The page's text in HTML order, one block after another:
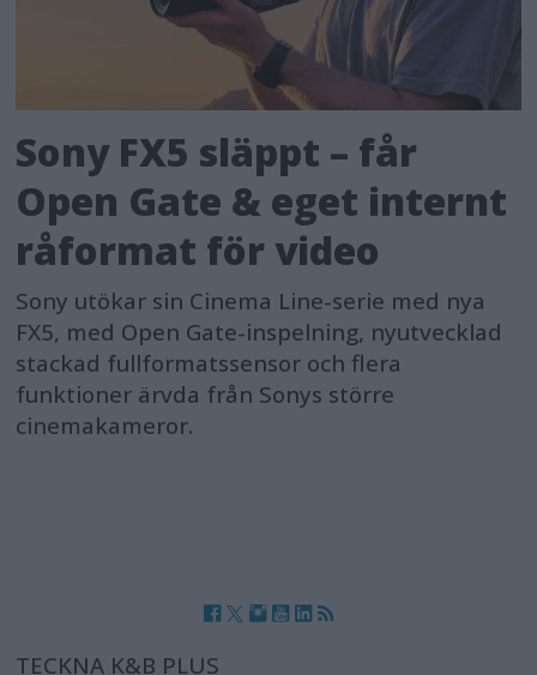
Sony FX5 släppt – får
Open Gate & eget internt
råformat för video
Sony utökar sin Cinema Line-serie med nya
FX5, med Open Gate-inspelning, nyutvecklad
stackad fullformatssensor och flera
funktioner ärvda från Sonys större
cinemakameror.
TECKNA K&B PLUS